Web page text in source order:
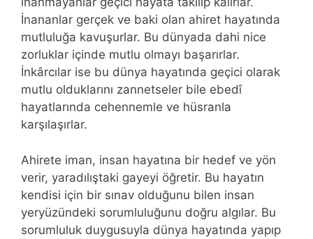
İnananlar gerçek ve baki olan ahiret hayatında
mutluluğa kavuşurlar. Bu dünyada dahi nice
zorluklar içinde mutlu olmayı başarırlar.
İnkârcılar ise bu dünya hayatında geçici olarak
mutlu olduklarını zannetseler bile ebedî
hayatlarında cehennemle ve hüsranla
karşılaşırlar.
Ahirete iman, insan hayatına bir hedef ve yön
verir, yaradılıştaki gayeyi öğretir. Bu hayatın
kendisi için bir sınav olduğunu bilen insan
yeryüzündeki sorumluluğunu doğru algılar. Bu
sorumluluk duygusuyla dünya hayatında yapıp